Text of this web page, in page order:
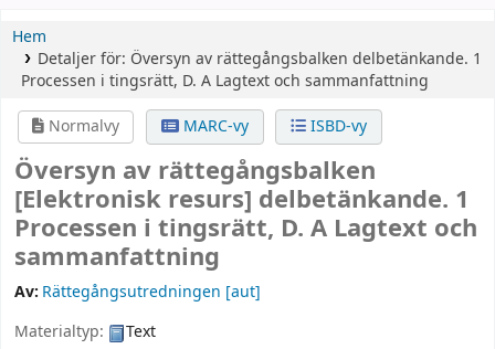
Hem
Detaljer för: Översyn av rättegångsbalken delbetänkande. 1
Processen i tingsrätt, D. A Lagtext och sammanfattning
Normalvy
MARC-vy ISBD-vy
Översyn av rättegångsbalken
[Elektronisk resurs] delbetänkande. 1
Processen i tingsrätt, D. A Lagtext och
sammanfattning
Av: Rättegångsutredningen [aut]
Materialtyp:
Text